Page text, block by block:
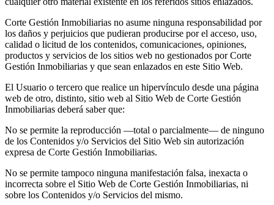
Corte Gestión Inmobiliarias no asume ninguna responsabilidad por
los daños y perjuicios que pudieran producirse por el acceso, uso,
calidad o licitud de los contenidos, comunicaciones, opiniones,
productos y servicios de los sitios web no gestionados por Corte
Gestión Inmobiliarias y que sean enlazados en este Sitio Web.
El Usuario o tercero que realice un hipervínculo desde una página
web de otro, distinto, sitio web al Sitio Web de Corte Gestión
Inmobiliarias deberá saber que:
No se permite la reproducción —total o parcialmente— de ninguno
de los Contenidos y/o Servicios del Sitio Web sin autorización
expresa de Corte Gestión Inmobiliarias.
No se permite tampoco ninguna manifestación falsa, inexacta o
incorrecta sobre el Sitio Web de Corte Gestión Inmobiliarias, ni
sobre los Contenidos y/o Servicios del mismo.